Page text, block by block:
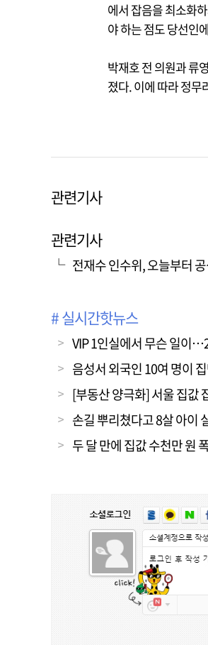
에서 잡음을 최소화
야 하는 점도 당선인
박재호 전 의원과 류
졌다. 이에 따라 정무
관련기사
관련기사
전재수 인수위, 오늘부터
# 실시간핫뉴스
VIP 1인실에서 무슨 일이
음성서 외국인 10여 명이
[부동산 양극화] 서울 집값
손길 뿌리쳤다고 8살 아이
두 달 만에 집값 수천만 원